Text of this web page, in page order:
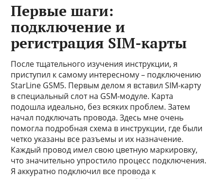
Первые шаги:
подключение и
регистрация SIM-карты
После тщательного изучения инструкции, я
приступил к самому интересному – подключению
StarLine GSM5. Первым делом я вставил SIM-карту
в специальный слот на GSM-модуле. Карта
подошла идеально, без всяких проблем. Затем
начал подключать провода. Здесь мне очень
помогла подробная схема в инструкции, где были
четко указаны все разъемы и их назначение.
Каждый провод имел свою цветную маркировку,
что значительно упростило процесс подключения.
Я аккуратно подключил все провода к